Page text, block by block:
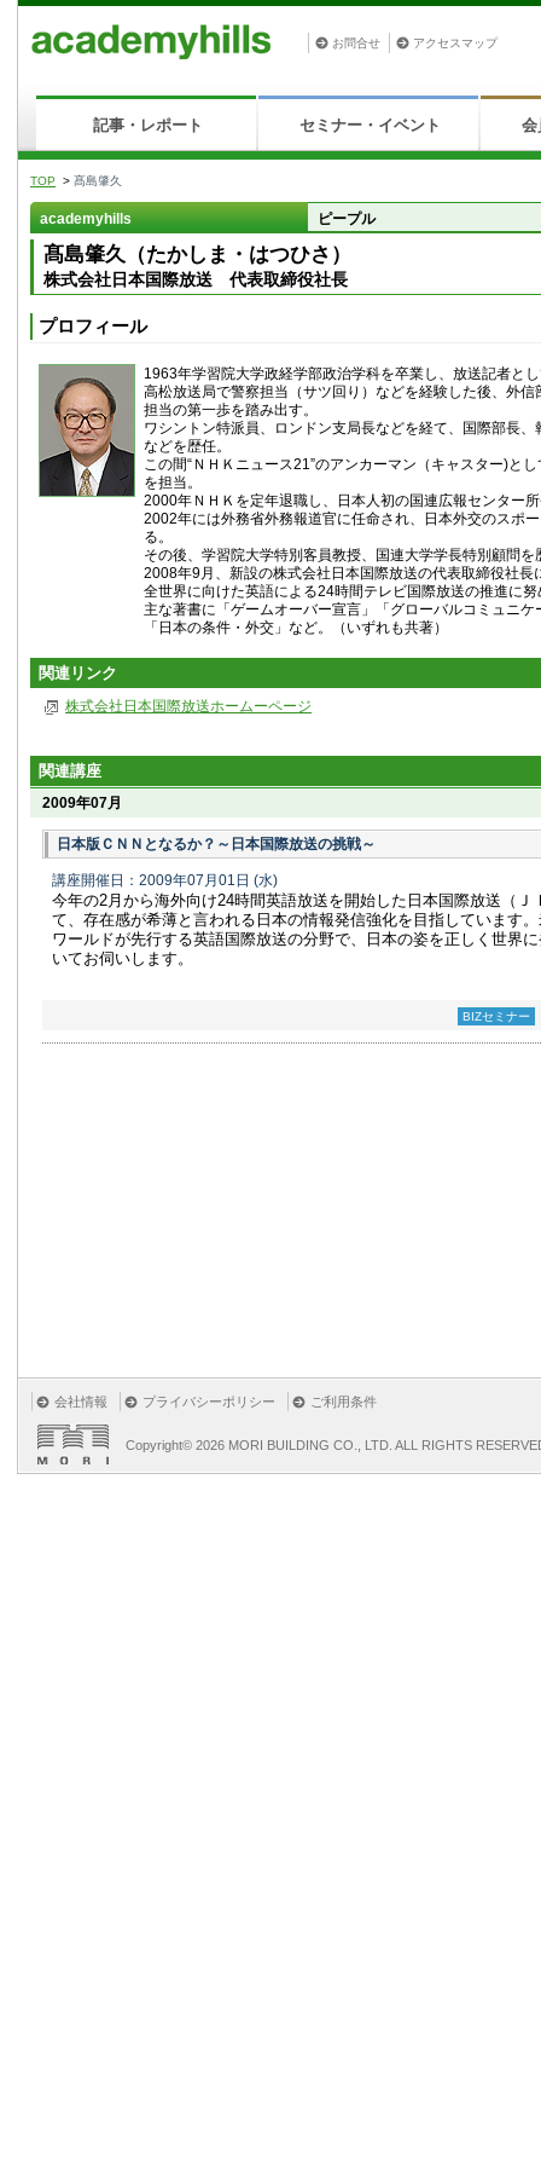
お問合せ アクセスマップ
記事・レポート セミナー・イベント 会
TOP > 髙島肇久
academyhills ピープル
髙島肇久（たかしま・はつひさ）
株式会社日本国際放送 代表取締役社長
プロフィール
1963年学習院大学政経学部政治学科を卒業し、放送記者と
高松放送局で警察担当（サツ回り）などを経験した後、外信
担当の第一歩を踏み出す。
ワシントン特派員、ロンドン支局長などを経て、国際部長、
などを歴任。
この間“ＮＨＫニュース21”のアンカーマン（キャスター)と
を担当。
2000年ＮＨＫを定年退職し、日本人初の国連広報センター
2002年には外務省外務報道官に任命され、日本外交のスポ
る。
その後、学習院大学特別客員教授、国連大学学長特別顧問を
2008年9月、新設の株式会社日本国際放送の代表取締役社長
全世界に向けた英語による24時間テレビ国際放送の推進に
主な著書に「ゲームオーバー宣言」「グローバルコミュニケ
「日本の条件・外交」など。（いずれも共著）
関連リンク
株式会社日本国際放送ホームーページ
関連講座
2009年07月
日本版ＣＮＮとなるか？～日本国際放送の挑戦～
講座開催日：2009年07月01日 (水)
今年の2月から海外向け24時間英語放送を開始した日本国際放送（Ｊ
て、存在感が希薄と言われる日本の情報発信強化を目指しています
ワールドが先行する英語国際放送の分野で、日本の姿を正しく世界
いてお伺いします。
BIZセミナー
会社情報 プライバシーポリシー ご利用条件
Copyright© 2026 MORI BUILDING CO., LTD. ALL RIGHTS